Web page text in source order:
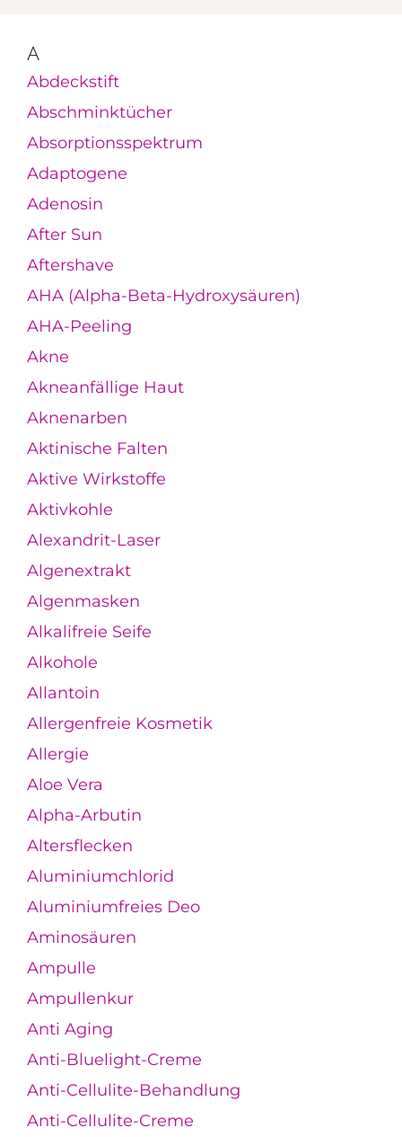
A
Abdeckstift
Abschminktücher
Absorptionsspektrum
Adaptogene
Adenosin
After Sun
Aftershave
AHA (Alpha-Beta-Hydroxysäuren)
AHA-Peeling
Akne
Akneanfällige Haut
Aknenarben
Aktinische Falten
Aktive Wirkstoffe
Aktivkohle
Alexandrit-Laser
Algenextrakt
Algenmasken
Alkalifreie Seife
Alkohole
Allantoin
Allergenfreie Kosmetik
Allergie
Aloe Vera
Alpha-Arbutin
Altersflecken
Aluminiumchlorid
Aluminiumfreies Deo
Aminosäuren
Ampulle
Ampullenkur
Anti Aging
Anti-Bluelight-Creme
Anti-Cellulite-Behandlung
Anti-Cellulite-Creme